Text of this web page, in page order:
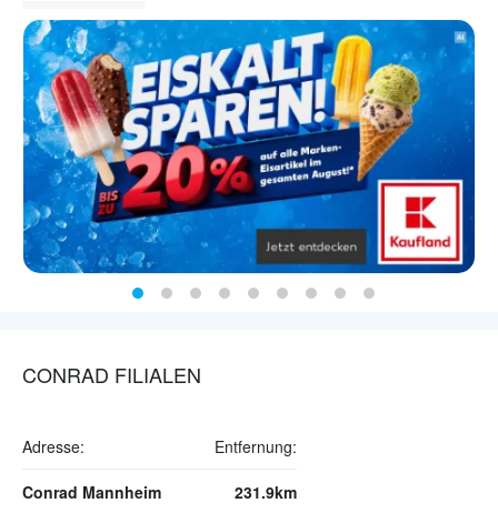
CONRAD FILIALEN
Adresse: Entfernung:
Conrad Mannheim 231.9km